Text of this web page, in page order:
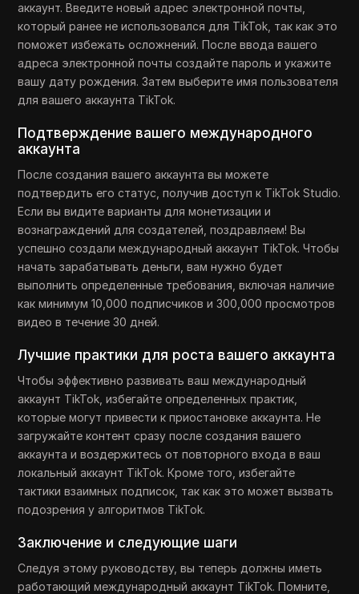
аккаунт. Введите новый адрес электронной почты,
который ранее не использовался для TikTok, так как это
поможет избежать осложнений. После ввода вашего
адреса электронной почты создайте пароль и укажите
вашу дату рождения. Затем выберите имя пользователя
для вашего аккаунта TikTok.
Подтверждение вашего международного
аккаунта
После создания вашего аккаунта вы можете
подтвердить его статус, получив доступ к TikTok Studio.
Если вы видите варианты для монетизации и
вознаграждений для создателей, поздравляем! Вы
успешно создали международный аккаунт TikTok. Чтобы
начать зарабатывать деньги, вам нужно будет
выполнить определенные требования, включая наличие
как минимум 10,000 подписчиков и 300,000 просмотров
видео в течение 30 дней.
Лучшие практики для роста вашего аккаунта
Чтобы эффективно развивать ваш международный
аккаунт TikTok, избегайте определенных практик,
которые могут привести к приостановке аккаунта. Не
загружайте контент сразу после создания вашего
аккаунта и воздержитесь от повторного входа в ваш
локальный аккаунт TikTok. Кроме того, избегайте
тактики взаимных подписок, так как это может вызвать
подозрения у алгоритмов TikTok.
Заключение и следующие шаги
Следуя этому руководству, вы теперь должны иметь
работающий международный аккаунт TikTok. Помните,